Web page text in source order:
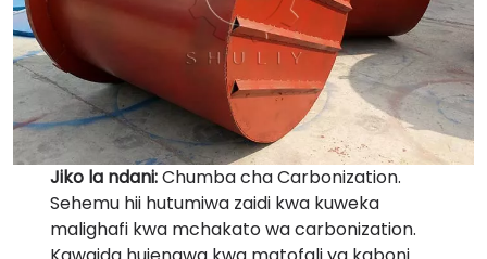
Jiko la ndani:Chumba cha Carbonization.
Sehemu hii hutumiwa zaidi kwa kuweka
malighafi kwa mchakato wa carbonization.